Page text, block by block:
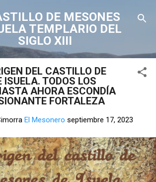
Ir al contenido principal
DE MESONES
TEMPLARIO DEL
SIGLO XIII
DEL CASTILLO DE
ISUELA. TODOS LOS
AHORA ESCONDÍA
FORTALEZA
El Mesonero septiembre 17, 2023